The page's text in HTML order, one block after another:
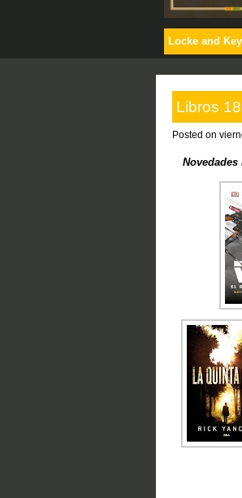
Locke and
Libros
Posted on